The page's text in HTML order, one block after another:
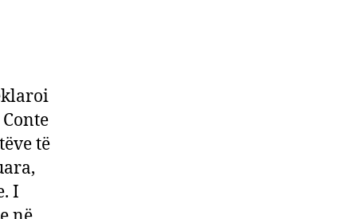
të
I